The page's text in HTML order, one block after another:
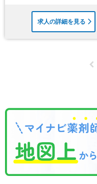
求人の詳細を見る